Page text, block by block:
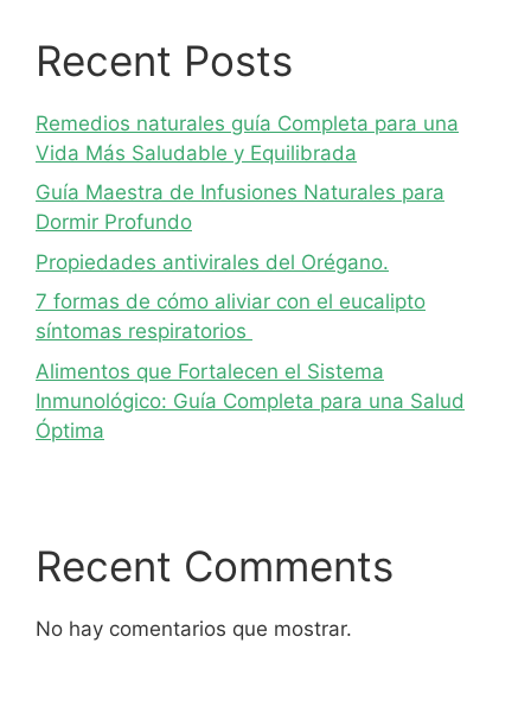
Recent Posts
Remedios naturales guía Completa para una
Vida Más Saludable y Equilibrada
Guía Maestra de Infusiones Naturales para
Dormir Profundo
Propiedades antivirales del Orégano.
7 formas de cómo aliviar con el eucalipto
síntomas respiratorios
Alimentos que Fortalecen el Sistema
Inmunológico: Guía Completa para una Salud
Óptima
Recent Comments
No hay comentarios que mostrar.